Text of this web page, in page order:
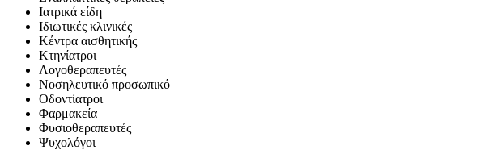
Ιατρικά είδη
Ιδιωτικές κλινικές
Κέντρα αισθητικής
Κτηνίατροι
Λογοθεραπευτές
Νοσηλευτικό προσωπικό
Οδοντίατροι
Φαρμακεία
Φυσιοθεραπευτές
Ψυχολόγοι